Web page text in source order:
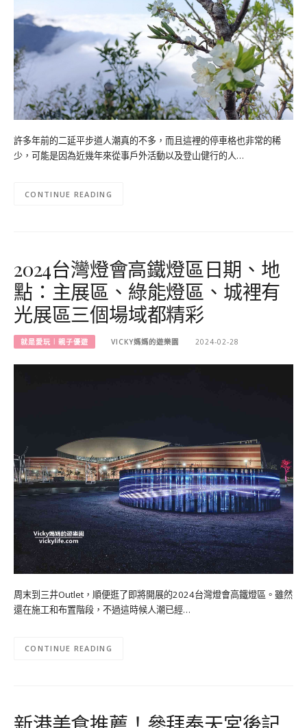
許多年前的二延平步道人潮真的不多，而且這裡的停車格也非常的稀
少，可能是因為近幾年來從事戶外活動以及登山健行的人…
CONTINUE READING
2024台灣燈會高鐵燈區日期、地
點：主展區、綠能燈區、城裡有
光展區三個場域都精彩
就是愛玩︱親子優遊 VICKY媽媽的遊樂園 2024-02-28
周末到三井Outlet，順便逛了即將開展的2024台灣燈會高鐵燈區。雖然
還在施工和布置階段，不過這時候人潮已經…
CONTINUE READING